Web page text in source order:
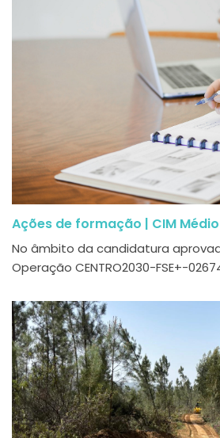
Ações de formação | CIM
No âmbito da candidatura
Operação CENTRO2030-FSE+-